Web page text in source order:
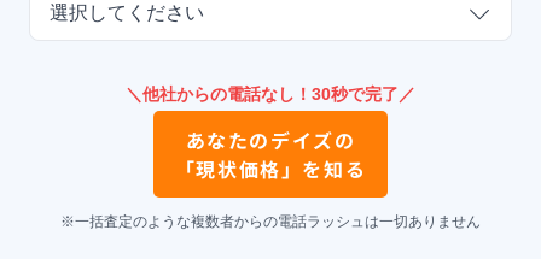
選択してください
＼他社からの電話なし！30秒で完了／
あなたのデイズの
「現状価格」を知る
※一括査定のような複数者からの電話ラッシュは一切ありません